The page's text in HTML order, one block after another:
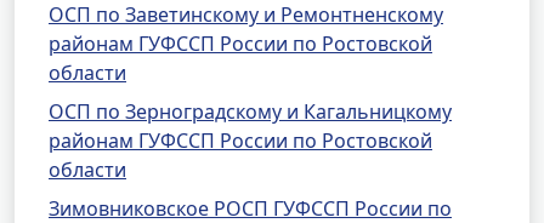
ОСП по Заветинскому и Ремонтненскому
районам ГУФССП России по Ростовской
области
ОСП по Зерноградскому и Кагальницкому
районам ГУФССП России по Ростовской
области
Зимовниковское РОСП ГУФССП России по